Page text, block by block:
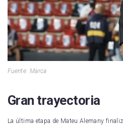
Fuente: Marca
Gran trayectoria
La última etapa de Mateu Alemany